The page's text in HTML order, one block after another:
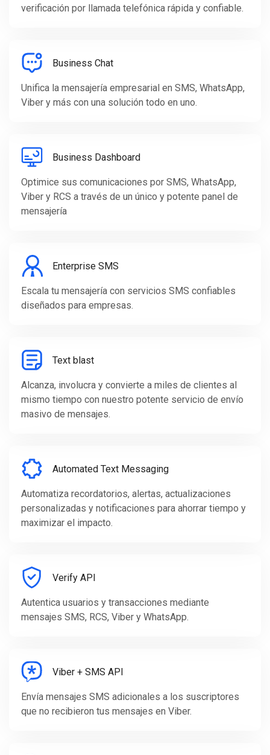
verificación por llamada telefónica rápida y confiable.
Business Chat
Unifica la mensajería empresarial en SMS, WhatsApp,
Viber y más con una solución todo en uno.
Business Dashboard
Optimice sus comunicaciones por SMS, WhatsApp,
Viber y RCS a través de un único y potente panel de
mensajería
Enterprise SMS
Escala tu mensajería con servicios SMS confiables
diseñados para empresas.
Text blast
Alcanza, involucra y convierte a miles de clientes al
mismo tiempo con nuestro potente servicio de envío
masivo de mensajes.
Automated Text Messaging
Automatiza recordatorios, alertas, actualizaciones
personalizadas y notificaciones para ahorrar tiempo y
maximizar el impacto.
Verify API
Autentica usuarios y transacciones mediante
mensajes SMS, RCS, Viber y WhatsApp.
Viber + SMS API
Envía mensajes SMS adicionales a los suscriptores
que no recibieron tus mensajes en Viber.